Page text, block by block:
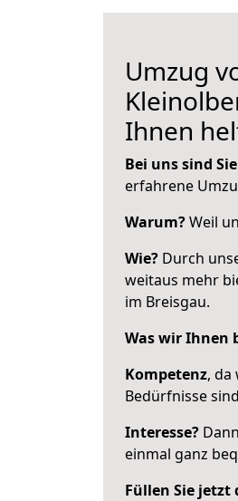
Umzug
Ihnen
Bei uns sind
erfahrene
Warum?Weil
Wie? Durch
weitaus mehr
im Breisgau.
Was wir Ihnen
Kompetenz, da
Bedürfnisse
Interesse?
einmal ganz
Füllen Sie jetzt